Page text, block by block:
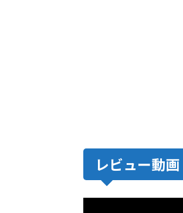
レビュー動画